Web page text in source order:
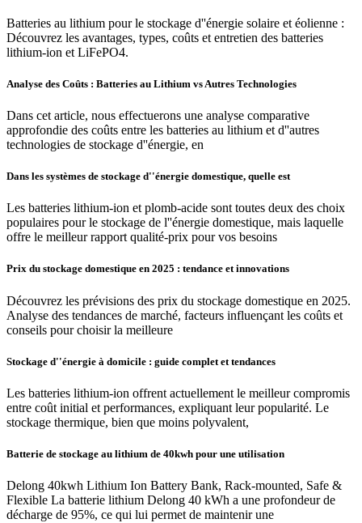
Batteries au lithium pour le stockage d''énergie solaire et éolienne :
Découvrez les avantages, types, coûts et entretien des batteries
lithium-ion et LiFePO4.
Analyse des Coûts : Batteries au Lithium vs Autres Technologies
Dans cet article, nous effectuerons une analyse comparative
approfondie des coûts entre les batteries au lithium et d''autres
technologies de stockage d''énergie, en
Dans les systèmes de stockage d''énergie domestique, quelle est
Les batteries lithium-ion et plomb-acide sont toutes deux des choix
populaires pour le stockage de l''énergie domestique, mais laquelle
offre le meilleur rapport qualité-prix pour vos besoins
Prix du stockage domestique en 2025 : tendance et innovations
Découvrez les prévisions des prix du stockage domestique en 2025.
Analyse des tendances de marché, facteurs influençant les coûts et
conseils pour choisir la meilleure
Stockage d''énergie à domicile : guide complet et tendances
Les batteries lithium-ion offrent actuellement le meilleur compromis
entre coût initial et performances, expliquant leur popularité. Le
stockage thermique, bien que moins polyvalent,
Batterie de stockage au lithium de 40kwh pour une utilisation
Delong 40kwh Lithium Ion Battery Bank, Rack-mounted, Safe &
Flexible La batterie lithium Delong 40 kWh a une profondeur de
décharge de 95%, ce qui lui permet de maintenir une